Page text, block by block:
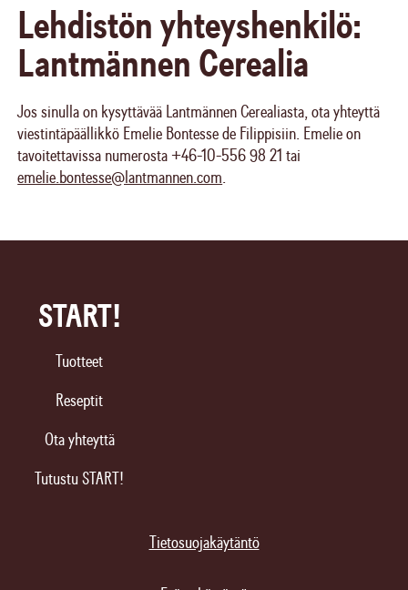
Lehdistön yhteyshenkilö:
Lantmännen Cerealia
Jos sinulla on kysyttävää Lantmännen Cerealiasta, ota yhteyttä
viestintäpäällikkö Emelie Bontesse de Filippisiin. Emelie on
tavoitettavissa numerosta +46-10-556 98 21 tai
emelie.bontesse@lantmannen.com.
START!
Tuotteet
Reseptit
Ota yhteyttä
Tutustu START!
Tietosuojakäytäntö